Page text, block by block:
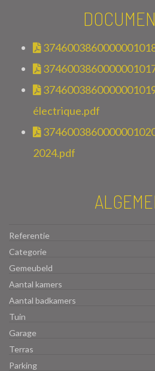
électrique.pdf
2024.pdf
Referentie
Categorie
Gemeubeld
Aantal kamers
Aantal badkamers
Tuin
Garage
Terras
Parking